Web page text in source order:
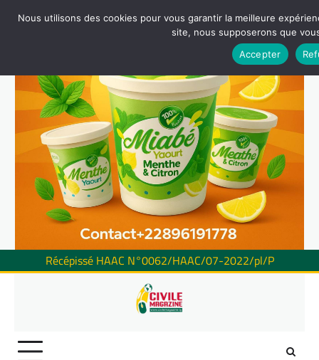
Récépissé HAAC N°0062/HAAC/07-2022/pl/P
Nous utilisons des cookies pour vous garantir la meilleure
site, nous supposerons que
Accepter